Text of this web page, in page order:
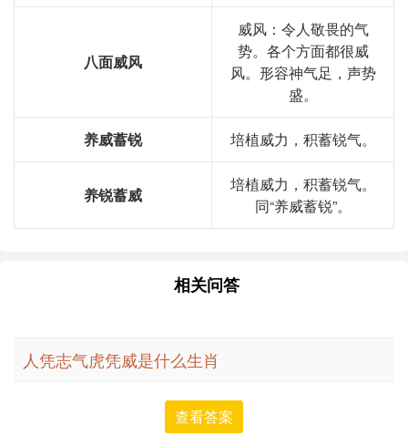
八面威风
威风：令人敬畏的气
势。各个方面都很威
风。形容神气足，声势
盛。
养威蓄锐 培植威力，积蓄锐气。
养锐蓄威
培植威力，积蓄锐气。
同“养威蓄锐”。
相关问答
人凭志气虎凭威是什么生肖
查看答案